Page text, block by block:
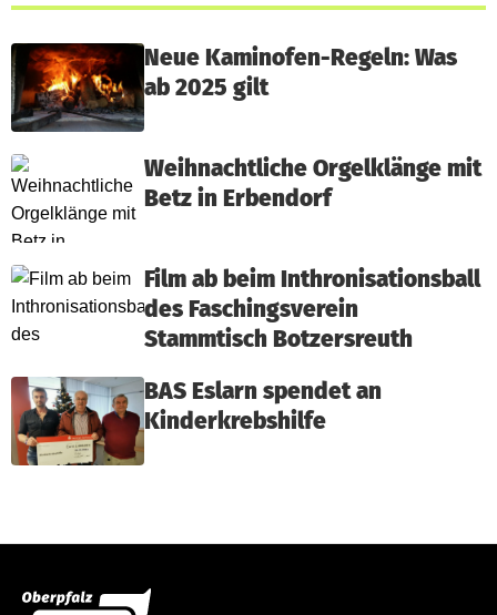
Neue Kaminofen-Regeln: Was
ab 2025 gilt
Weihnachtliche Orgelklänge mit
Betz in Erbendorf
Film ab beim Inthronisationsball
des Faschingsverein
Stammtisch Botzersreuth
BAS Eslarn spendet an
Kinderkrebshilfe